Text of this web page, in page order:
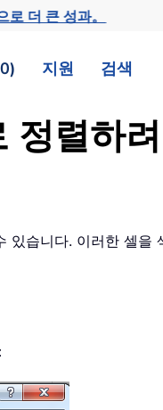
로 더 큰 성과。
지원 검색
렬하
습니다. 이러한 셀